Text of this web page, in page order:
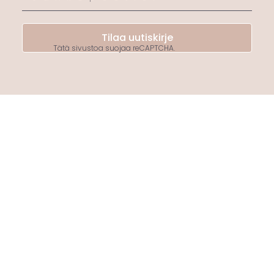
Tilaa uutiskirje
Tätä sivustoa suojaa reCAPTCHA.